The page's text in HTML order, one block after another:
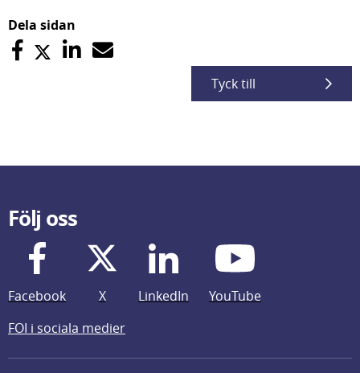
Dela sidan
Tyck till
Följ oss
Facebook X LinkedIn
YouTube
FOI i sociala medier